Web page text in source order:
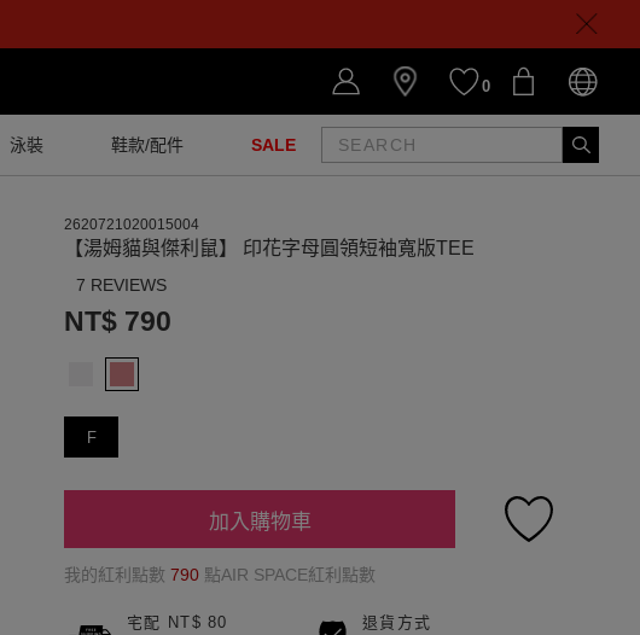
0
泳裝 鞋款/配件 SALE
2620721020015004
【湯姆貓與傑利鼠】 印花字母圓領短袖寬版TEE
7 REVIEWS
NT$ 790
F
加入購物車
我的紅利點數 790 點AIR SPACE紅利點數
宅配 NT$ 80
退貨方式